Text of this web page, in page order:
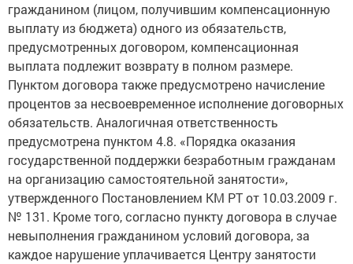
гражданином (лицом, получившим компенсационную
выплату из бюджета) одного из обязательств,
предусмотренных договором, компенсационная
выплата подлежит возврату в полном размере.
Пунктом договора также предусмотрено начисление
процентов за несвоевременное исполнение договорных
обязательств. Аналогичная ответственность
предусмотрена пунктом 4.8. «Порядка оказания
государственной поддержки безработным гражданам
на организацию самостоятельной занятости»,
утвержденного Постановлением КМ РТ от 10.03.2009 г.
№ 131. Кроме того, согласно пункту договора в случае
невыполнения гражданином условий договора, за
каждое нарушение уплачивается Центру занятости